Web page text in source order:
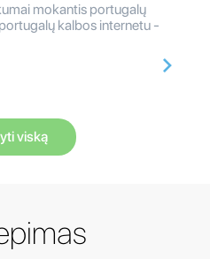
mokantis portugalų
kalbos internetu -
viską